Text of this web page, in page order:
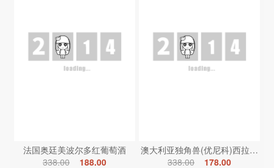
法国奥廷美波尔多红葡萄酒
338.00
188.00
澳大利亚独角兽(优尼科)西拉红葡
338.00
178.00